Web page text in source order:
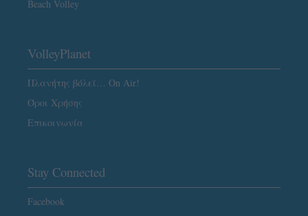
Beach Volley
VolleyPlanet
Πλανήτης βόλεϊ… On Air!
Όροι Χρήσης
Επικοινωνία
Stay Connected
Facebook